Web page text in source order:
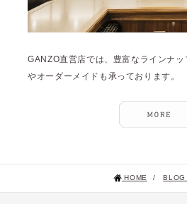
2023
2023
2023
2022
GANZO直営店では、豊富なラインナ
やオーダーメイドも承っております。
HOME / BLOG